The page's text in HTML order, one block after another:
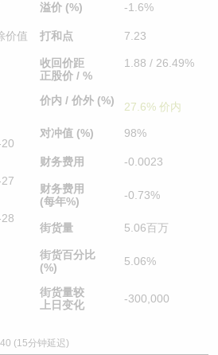
价值
溢价 (%) -1.6%
打和点 7.23
收回价距
正股价 / %
1.88 / 26.49%
价内 / 价外 (%) 27.6% 价内
对冲值 (%) 98%
财务费用 -0.0023
财务费用
(每年%)
-0.73%
街货量 5.06百万
街货百分比
(%)
5.06%
街货量较
上日变化
-300,000
(15分钟延迟)